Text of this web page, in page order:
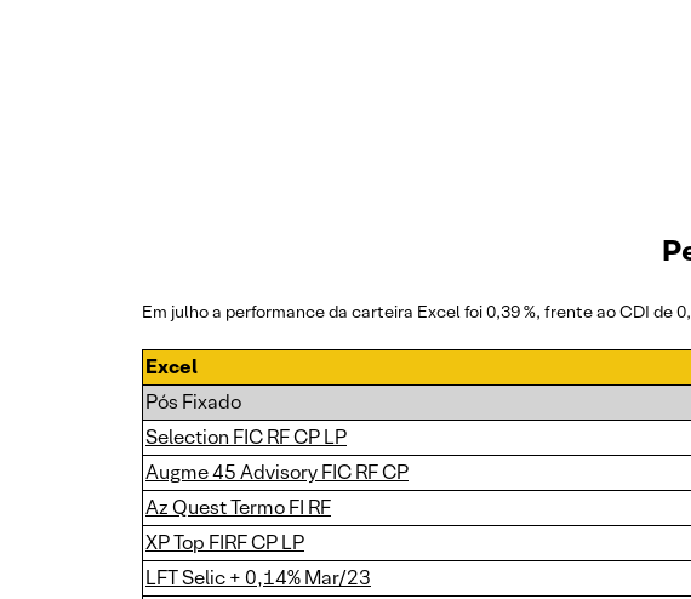
Em julho a performance da carteira Excel foi 0,39 %, frente ao CDI de
Excel
Pós Fixado
Selection FIC RF CP LP
Augme 45 Advisory FIC RF CP
Az Quest Termo FI RF
XP Top FIRF CP LP
LFT Selic + 0,14% Mar/23